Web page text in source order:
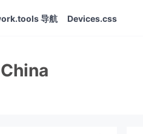
导航 Devices.css